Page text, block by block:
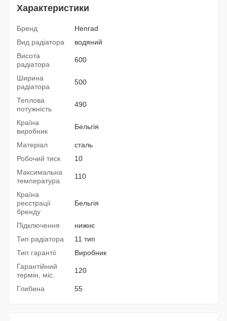
Характеристики
Бренд
Henrad
Вид радіатора
водяний
Висота
радіатора
600
Ширина
радіатора
500
Теплова
потужність
490
Країна
виробник
Бельгія
Матеріал
сталь
Робочий тиск
10
Максимальна
температура
110
Країна
реєстрації
бренду
Бельгія
Підключення
нижнє
Тип радіатора
11 тип
Тип гарантії
Виробник
Гарантійний
термін, міс.
120
Глибина 55